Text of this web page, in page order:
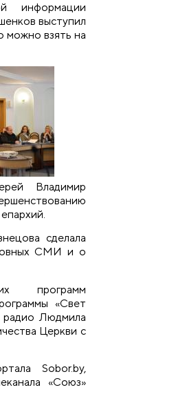
информации
выступил
можно взять на
Владимир
сделала
СМИ и о
программ
«Свет
радио Людмила
Церкви с
Sobor.by,
«Союз»